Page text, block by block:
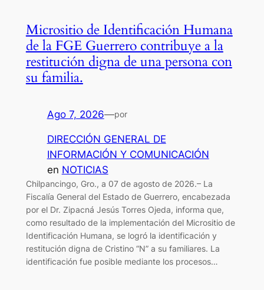
Micrositio de Identificación Humana
de la FGE Guerrero contribuye a la
restitución digna de una persona con
su familia.
Ago 7, 2026—por
DIRECCIÓN GENERAL DE
INFORMACIÓN Y COMUNICACIÓN
en NOTICIAS
Chilpancingo, Gro., a 07 de agosto de 2026.– La
Fiscalía General del Estado de Guerrero, encabezada
por el Dr. Zipacná Jesús Torres Ojeda, informa que,
como resultado de la implementación del Micrositio de
Identificación Humana, se logró la identificación y
restitución digna de Cristino “N” a su familiares. La
identificación fue posible mediante los procesos…